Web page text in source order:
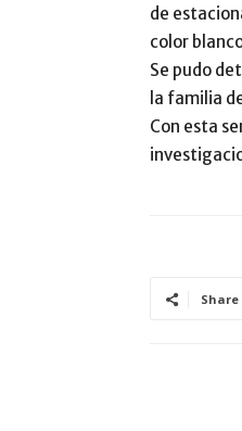
de
color
Se pudo
la familia
Con esta
Share